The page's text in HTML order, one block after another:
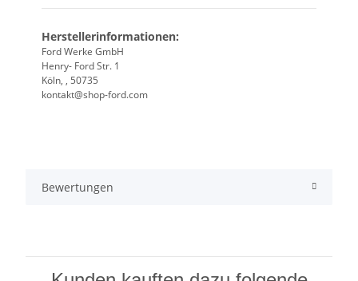
Herstellerinformationen:
Ford Werke GmbH
Henry- Ford Str. 1
Köln, , 50735
kontakt@shop-ford.com
Bewertungen